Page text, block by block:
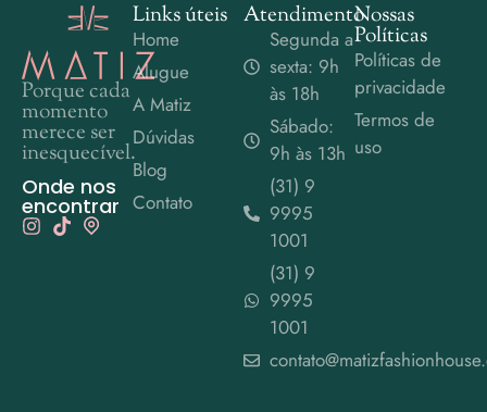
Porque cada
momento
merece ser
inesquecível.
Onde nos
encontrar
Links úteis
Home
Alugue
A Matiz
Dúvidas
Blog
Contato
Atendimento
Segunda a
sexta: 9h
às 18h
Sábado:
9h às 13h
(31) 9
9995
1001
(31) 9
9995
1001
Nossas
Políticas
Políticas de
privacidade
Termos de
uso